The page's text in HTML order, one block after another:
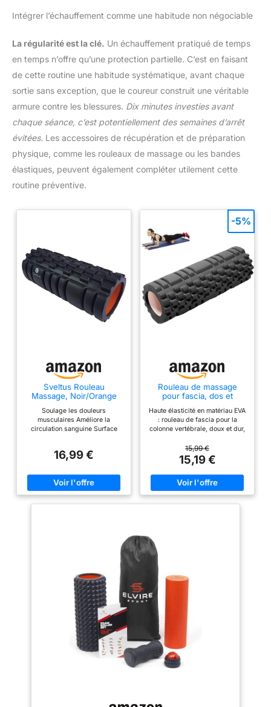
Intégrer l’échauffement comme une habitude non négociable
La régularité est la clé. Un échauffement pratiqué de temps
en temps n’offre qu’une protection partielle. C’est en faisant
de cette routine une habitude systématique, avant chaque
sortie sans exception, que le coureur construit une véritable
armure contre les blessures. Dix minutes investies avant
chaque séance, c’est potentiellement des semaines d’arrêt
évitées. Les accessoires de récupération et de préparation
physique, comme les rouleaux de massage ou les bandes
élastiques, peuvent également compléter utilement cette
routine préventive.
Sveltus Rouleau
Massage, Noir/Orange
Soulage les douleurs
musculaires Améliore la
circulation sanguine Surface
16,99 €
Rouleau de massage
pour fascia, dos et
soulager les tensions
musculaires, pour le dos,
les jambes (30 x 10 cm)
Haute élasticité en matériau EVA
: rouleau de fascia pour la
colonne vertébrale, doux et dur,
sans picotements, confortable à
utiliser. Conçu avec du matériau
en mousse EVA, suffisant pour
offrir un massage musculaire en
profondeur. Massage
musculaire complet du corps :
plusieurs zones sous différents
angles, améliorer la flexibilité,
la posture et détendre les tissus
Charge sûre : Rouleau de
massage pour le dos et la
colonne vertébrale avec une
face extérieure douce et une
face intérieure robuste, forte
capacité de charge, résistance
à la pression et aucune
déformation. Le massage
musculaire professionnel réduit
la tension de différents muscles
pour obtenir un effet sculptant
15,99 €
15,19 €
-5%